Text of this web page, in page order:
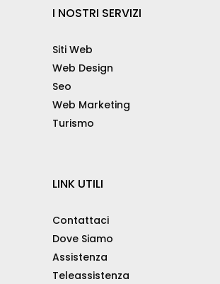
I NOSTRI SERVIZI
Siti Web
Web Design
Seo
Web Marketing
Turismo
LINK UTILI
Contattaci
Dove Siamo
Assistenza
Teleassistenza